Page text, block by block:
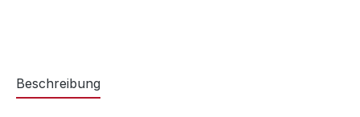
Beschreibung